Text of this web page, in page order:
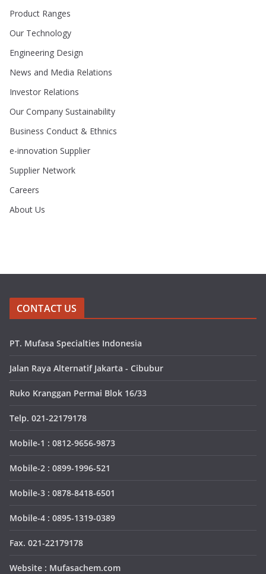
Product Ranges
Our Technology
Engineering Design
News and Media Relations
Investor Relations
Our Company Sustainability
Business Conduct & Ethnics
e-innovation Supplier
Supplier Network
Careers
About Us
CONTACT US
PT. Mufasa Specialties Indonesia
Jalan Raya Alternatif Jakarta - Cibubur
Ruko Kranggan Permai Blok 16/33
Telp. 021-22179178
Mobile-1 : 0812-9656-9873
Mobile-2 : 0899-1996-521
Mobile-3 : 0878-8418-6501
Mobile-4 : 0895-1319-0389
Fax. 021-22179178
Website : Mufasachem.com